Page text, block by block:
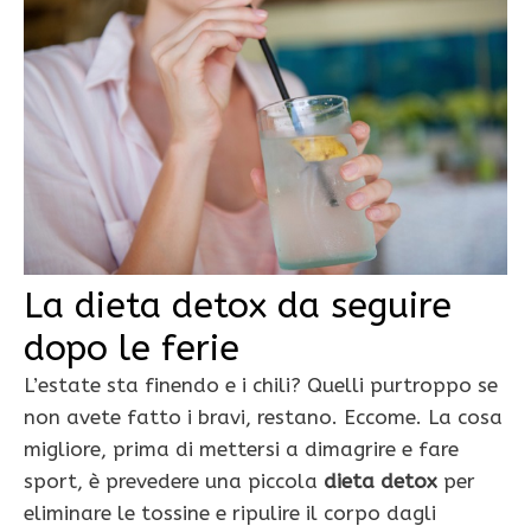
La dieta detox da seguire
dopo le ferie
L’estate sta finendo e i chili? Quelli purtroppo se
non avete fatto i bravi, restano. Eccome. La cosa
migliore, prima di mettersi a dimagrire e fare
sport, è prevedere una piccola dieta detox per
eliminare le tossine e ripulire il corpo dagli